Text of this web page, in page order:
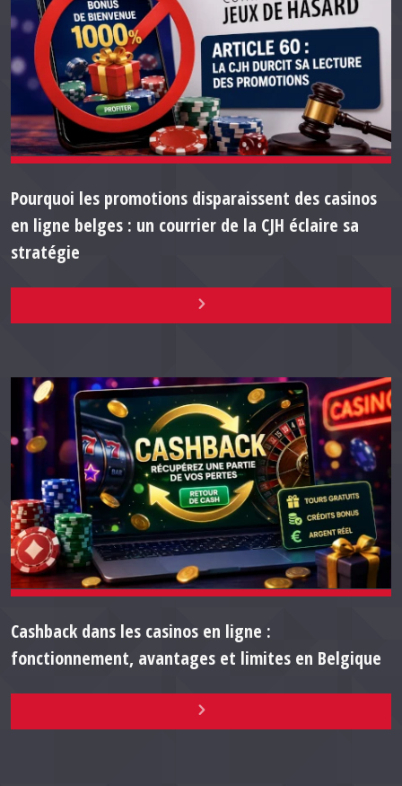
Pourquoi les promotions disparaissent des casinos
en ligne belges : un courrier de la CJH éclaire sa
stratégie
Cashback dans les casinos en ligne :
fonctionnement, avantages et limites en Belgique